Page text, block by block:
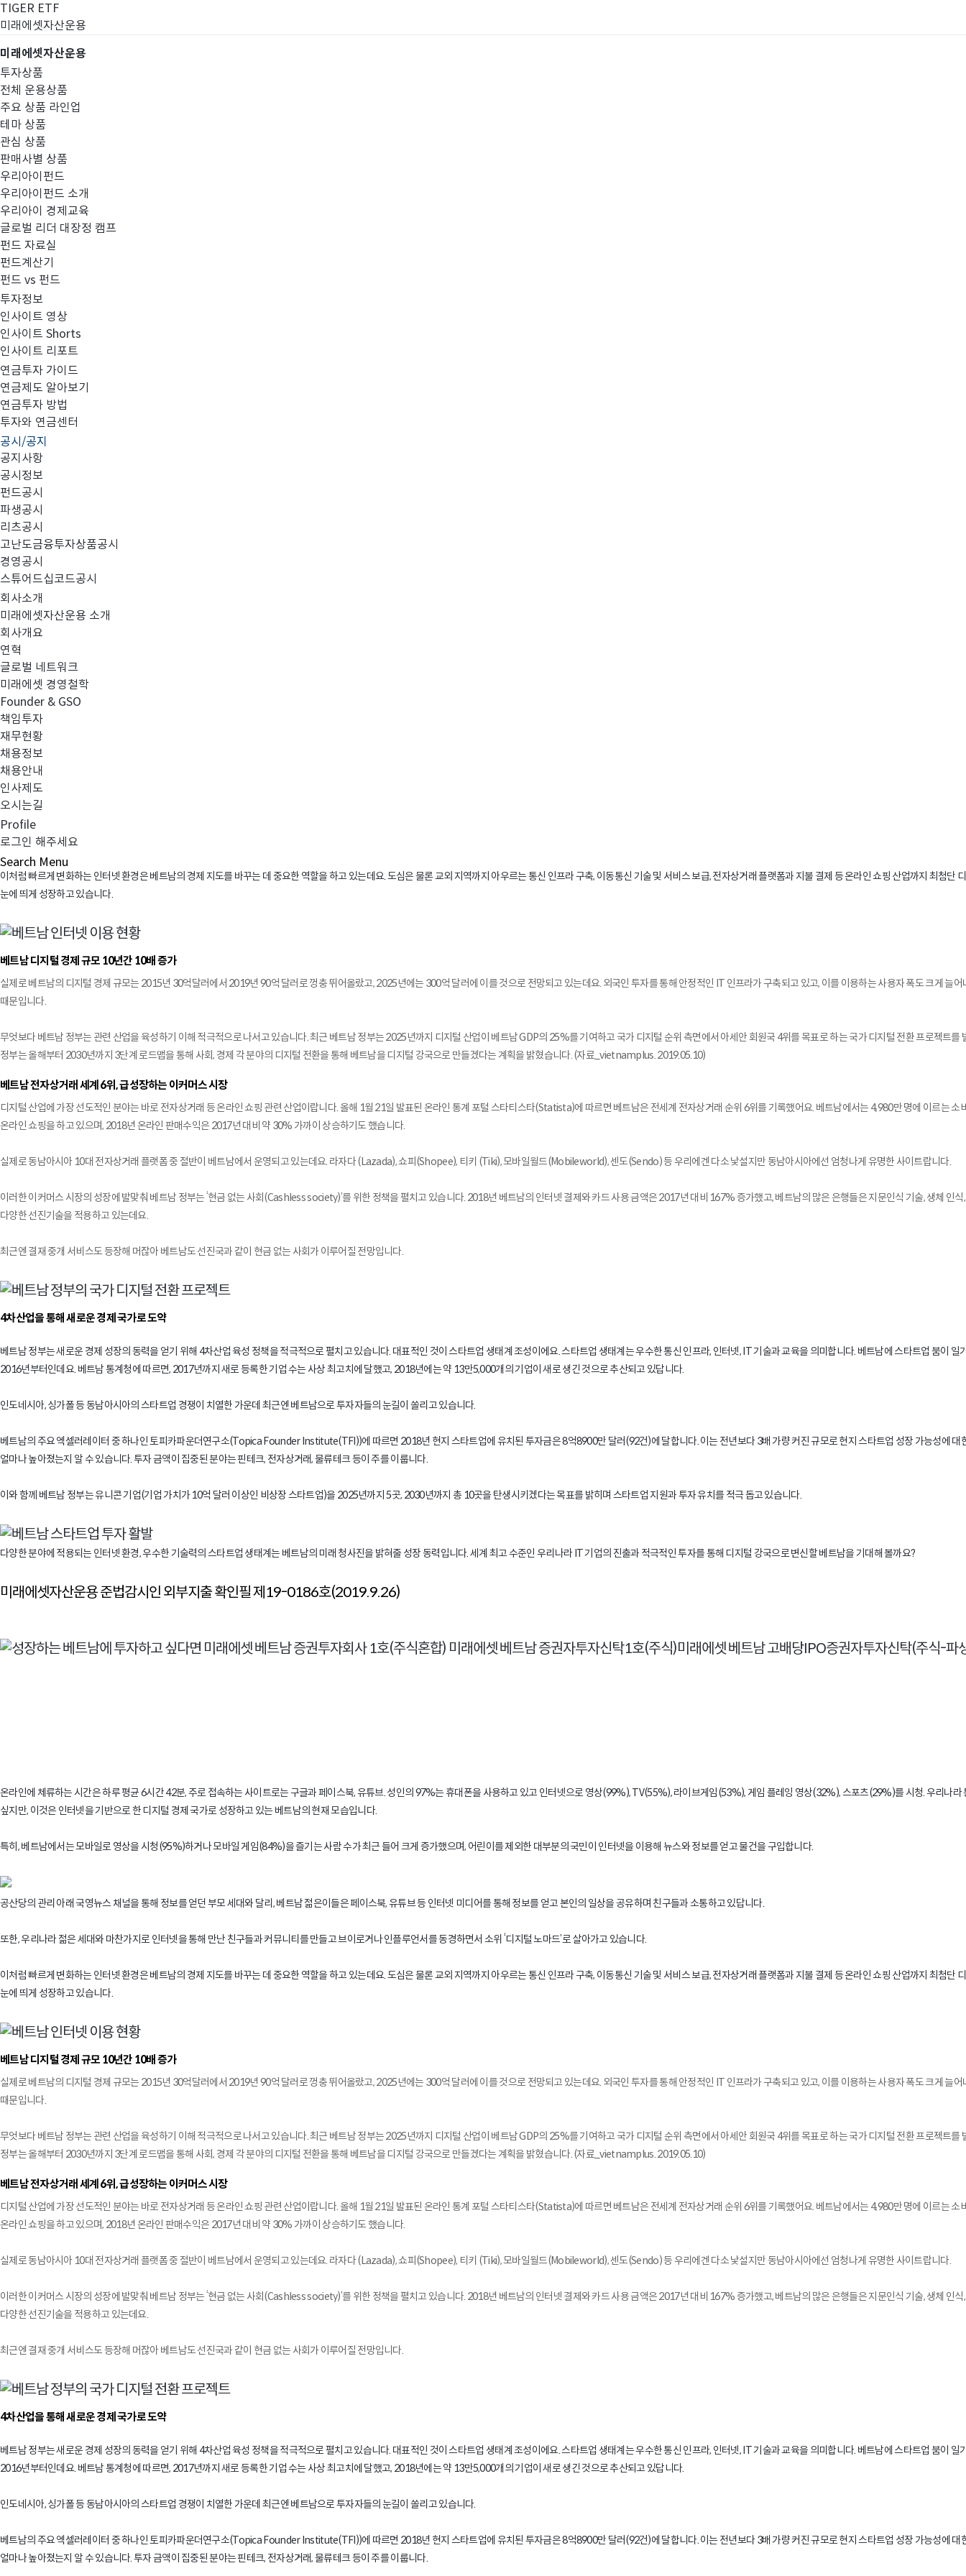
TIGER ETF
미래에셋자산운용
미래에셋자산운용
투자상품
전체 운용상품
주요 상품 라인업
테마 상품
관심 상품
판매사별 상품
우리아이펀드
우리아이펀드 소개
우리아이 경제교육
글로벌 리더 대장정 캠프
펀드 자료실
펀드계산기
펀드 vs 펀드
투자정보
인사이트 영상
인사이트 Shorts
인사이트 리포트
연금투자 가이드
연금제도 알아보기
연금투자 방법
투자와 연금센터
공시/공지
공지사항
공시정보
펀드공시
파생공시
리츠공시
고난도금융투자상품공시
경영공시
스튜어드십코드공시
회사소개
미래에셋자산운용 소개
회사개요
연혁
글로벌 네트워크
미래에셋 경영철학
Founder & GSO
책임투자
재무현황
채용정보
채용안내
인사제도
오시는길
Profile
로그인 해주세요
Search Menu
공지사항
베트남 투자 - (9) 온라인으로 쇼핑하고 SNS로 소통하는 베트남, 인터넷 산업 국가로
온라인에 체류하는 시간은 하루 평균 6시간 42분, 주로 접속하는 사이트로는 구글과 페이스북, 유튜브. 성인의 97%는 휴대폰을 사용하고 있고 인터넷으로 영상(99%), TV(55%), 라이브게임(53%), 게임 플레잉 영상(32%), 스포츠(29%)를 시청. 우리나라
싶지만, 이것은 인터넷을 기반으로 한 디지털 경제 국가로 성장하고 있는 베트남의 현재 모습입니다.
특히, 베트남에서는 모바일로 영상을 시청(95%)하거나 모바일 게임(84%)을 즐기는 사람 수가 최근 들어 크게 증가했으며, 어린이를 제외한 대부분의 국민이 인터넷을 이용해 뉴스와 정보를 얻고 물건을 구입합니다.
공산당의 관리 아래 국영뉴스 채널을 통해 정보를 얻던 부모 세대와 달리, 베트남 젊은이들은 페이스북, 유튜브 등 인터넷 미디어를 통해 정보를 얻고 본인의 일상을 공유하며 친구들과 소통하고 있답니다.
또한, 우리나라 젊은 세대와 마찬가지로 인터넷을 통해 만난 친구들과 커뮤니티를 만들고 브이로거나 인플루언서를 동경하면서 소위 ‘디지털 노마드’로 살아가고 있습니다.
이처럼 빠르게 변화하는 인터넷 환경은 베트남의 경제 지도를 바꾸는 데 중요한 역할을 하고 있는데요. 도심은 물론 교외 지역까지 아우르는 통신 인프라 구축, 이동통신 기술 및 서비스 보급, 전자상거래 플랫폼과 지불 결제 등 온라인 쇼핑 산업까지 최첨단
눈에 띄게 성장하고 있습니다.
베트남 디지털 경제 규모 10년간 10배 증가
실제로 베트남의 디지털 경제 규모는 2015년 30억달러에서 2019년 90억 달러로 껑충 뛰어올랐고, 2025년에는 300억 달러에 이를 것으로 전망되고 있는데요. 외국인 투자를 통해 안정적인 IT 인프라가 구축되고 있고, 이를 이용하는 사용자 폭도 크게 늘어
때문입니다.
무엇보다 베트남 정부는 관련 산업을 육성하기 이해 적극적으로 나서고 있습니다. 최근 베트남 정부는 2025년까지 디지털 산업이 베트남 GDP의 25%를 기여하고 국가 디지털 순위 측면에서 아세안 회원국 4위를 목표로 하는 국가 디지털 전환 프로젝트를
정부는 올해부터 2030년까지 3단계 로드맵을 통해 사회, 경제 각 분야의 디지털 전환을 통해 베트남을 디지털 강국으로 만들겠다는 계획을 밝혔습니다. (자료_vietnamplus. 2019.05.10)
베트남 전자상거래 세계 6위, 급성장하는 이커머스 시장
디지털 산업에 가장 선도적인 분야는 바로 전자상거래 등 온라인 쇼핑 관련 산업이랍니다. 올해 1월 21일 발표된 온라인 통계 포털 스타티스타(Statista)에 따르면 베트남은 전세계 전자상거래 순위 6위를 기록했어요. 베트남에서는 4,980만 명에 이르는 소
온라인 쇼핑을 하고 있으며, 2018년 온라인 판매수익은 2017년 대비 약 30% 가까이 상승하기도 했습니다.
실제로 동남아시아 10대 전자상거래 플랫폼 중 절반이 베트남에서 운영되고 있는데요. 라자다 (Lazada), 쇼피(Shopee), 티키 (Tiki), 모바일월드(Mobileworld), 센도(Sendo) 등 우리에겐 다소 낯설지만 동남아시아에선 엄청나게 유명한 사이트랍니다.
이러한 이커머스 시장의 성장에 발맞춰 베트남 정부는 ‘현금 없는 사회(Cashless society)’를 위한 정책을 펼치고 있습니다. 2018년 베트남의 인터넷 결제와 카드 사용 금액은 2017년 대비 167% 증가했고, 베트남의 많은 은행들은 지문인식 기술, 생체 인
다양한 선진기술을 적용하고 있는데요.
최근엔 결재 중개 서비스도 등장해 머잖아 베트남도 선진국과 같이 현금 없는 사회가 이루어질 전망입니다.
4차산업을 통해 새로운 경제 국가로 도약
베트남 정부는 새로운 경제 성장의 동력을 얻기 위해 4차산업 육성 정책을 적극적으로 펼치고 있습니다. 대표적인 것이 스타트업 생태계 조성이에요. 스타트업 생태계는 우수한 통신 인프라, 인터넷, IT 기술과 교육을 의미합니다. 베트남에 스타트업 붐이 일
2016년부터인데요. 베트남 통계청에 따르면, 2017년까지 새로 등록한 기업 수는 사상 최고치에 달했고, 2018년에는 약 13만5,000개의 기업이 새로 생긴 것으로 추산되고 있답니다.
인도네시아, 싱가폴 등 동남아시아의 스타트업 경쟁이 치열한 가운데 최근엔 베트남으로 투자자들의 눈길이 쏠리고 있습니다.
베트남의 주요 엑셀러레이터 중 하나인 토피카파운더연구소(Topica Founder Institute(TFI))에 따르면 2018년 현지 스타트업에 유치된 투자금은 8억8900만 달러(92건)에 달합니다. 이는 전년보다 3배 가량 커진 규모로 현지 스타트업 성장 가능성에 대
얼마나 높아졌는지 알 수 있습니다. 투자 금액이 집중된 분야는 핀테크, 전자상거래, 물류테크 등이 주를 이룹니다.
이와 함께 베트남 정부는 유니콘 기업(기업 가치가 10억 달러 이상인 비상장 스타트업)을 2025년까지 5곳, 2030년까지 총 10곳을 탄생시키겠다는 목표를 밝히며 스타트업 지원과 투자 유치를 적극 돕고 있습니다.
다양한 분야에 적용되는 인터넷 환경, 우수한 기술력의 스타트업 생태계는 베트남의 미래 청사진을 밝혀줄 성장 동력입니다. 세계 최고 수준인 우리나라 IT 기업의 진출과 적극적인 투자를 통해 디지털 강국으로 변신할 베트남을 기대해 볼까요?
미래에셋자산운용 준법감시인 외부지출 확인필 제19-0186호(2019.9.26)
온라인에 체류하는 시간은 하루 평균 6시간 42분, 주로 접속하는 사이트로는 구글과 페이스북, 유튜브. 성인의 97%는 휴대폰을 사용하고 있고 인터넷으로 영상(99%), TV(55%), 라이브게임(53%), 게임 플레잉 영상(32%), 스포츠(29%)를 시청. 우리나라
싶지만, 이것은 인터넷을 기반으로 한 디지털 경제 국가로 성장하고 있는 베트남의 현재 모습입니다.
특히, 베트남에서는 모바일로 영상을 시청(95%)하거나 모바일 게임(84%)을 즐기는 사람 수가 최근 들어 크게 증가했으며, 어린이를 제외한 대부분의 국민이 인터넷을 이용해 뉴스와 정보를 얻고 물건을 구입합니다.
공산당의 관리 아래 국영뉴스 채널을 통해 정보를 얻던 부모 세대와 달리, 베트남 젊은이들은 페이스북, 유튜브 등 인터넷 미디어를 통해 정보를 얻고 본인의 일상을 공유하며 친구들과 소통하고 있답니다.
또한, 우리나라 젊은 세대와 마찬가지로 인터넷을 통해 만난 친구들과 커뮤니티를 만들고 브이로거나 인플루언서를 동경하면서 소위 ‘디지털 노마드’로 살아가고 있습니다.
이처럼 빠르게 변화하는 인터넷 환경은 베트남의 경제 지도를 바꾸는 데 중요한 역할을 하고 있는데요. 도심은 물론 교외 지역까지 아우르는 통신 인프라 구축, 이동통신 기술 및 서비스 보급, 전자상거래 플랫폼과 지불 결제 등 온라인 쇼핑 산업까지 최첨단
눈에 띄게 성장하고 있습니다.
베트남 디지털 경제 규모 10년간 10배 증가
실제로 베트남의 디지털 경제 규모는 2015년 30억달러에서 2019년 90억 달러로 껑충 뛰어올랐고, 2025년에는 300억 달러에 이를 것으로 전망되고 있는데요. 외국인 투자를 통해 안정적인 IT 인프라가 구축되고 있고, 이를 이용하는 사용자 폭도 크게 늘어
때문입니다.
무엇보다 베트남 정부는 관련 산업을 육성하기 이해 적극적으로 나서고 있습니다. 최근 베트남 정부는 2025년까지 디지털 산업이 베트남 GDP의 25%를 기여하고 국가 디지털 순위 측면에서 아세안 회원국 4위를 목표로 하는 국가 디지털 전환 프로젝트를
정부는 올해부터 2030년까지 3단계 로드맵을 통해 사회, 경제 각 분야의 디지털 전환을 통해 베트남을 디지털 강국으로 만들겠다는 계획을 밝혔습니다. (자료_vietnamplus. 2019.05.10)
베트남 전자상거래 세계 6위, 급성장하는 이커머스 시장
디지털 산업에 가장 선도적인 분야는 바로 전자상거래 등 온라인 쇼핑 관련 산업이랍니다. 올해 1월 21일 발표된 온라인 통계 포털 스타티스타(Statista)에 따르면 베트남은 전세계 전자상거래 순위 6위를 기록했어요. 베트남에서는 4,980만 명에 이르는 소
온라인 쇼핑을 하고 있으며, 2018년 온라인 판매수익은 2017년 대비 약 30% 가까이 상승하기도 했습니다.
실제로 동남아시아 10대 전자상거래 플랫폼 중 절반이 베트남에서 운영되고 있는데요. 라자다 (Lazada), 쇼피(Shopee), 티키 (Tiki), 모바일월드(Mobileworld), 센도(Sendo) 등 우리에겐 다소 낯설지만 동남아시아에선 엄청나게 유명한 사이트랍니다.
이러한 이커머스 시장의 성장에 발맞춰 베트남 정부는 ‘현금 없는 사회(Cashless society)’를 위한 정책을 펼치고 있습니다. 2018년 베트남의 인터넷 결제와 카드 사용 금액은 2017년 대비 167% 증가했고, 베트남의 많은 은행들은 지문인식 기술, 생체 인
다양한 선진기술을 적용하고 있는데요.
최근엔 결재 중개 서비스도 등장해 머잖아 베트남도 선진국과 같이 현금 없는 사회가 이루어질 전망입니다.
4차산업을 통해 새로운 경제 국가로 도약
베트남 정부는 새로운 경제 성장의 동력을 얻기 위해 4차산업 육성 정책을 적극적으로 펼치고 있습니다. 대표적인 것이 스타트업 생태계 조성이에요. 스타트업 생태계는 우수한 통신 인프라, 인터넷, IT 기술과 교육을 의미합니다. 베트남에 스타트업 붐이 일
2016년부터인데요. 베트남 통계청에 따르면, 2017년까지 새로 등록한 기업 수는 사상 최고치에 달했고, 2018년에는 약 13만5,000개의 기업이 새로 생긴 것으로 추산되고 있답니다.
인도네시아, 싱가폴 등 동남아시아의 스타트업 경쟁이 치열한 가운데 최근엔 베트남으로 투자자들의 눈길이 쏠리고 있습니다.
베트남의 주요 엑셀러레이터 중 하나인 토피카파운더연구소(Topica Founder Institute(TFI))에 따르면 2018년 현지 스타트업에 유치된 투자금은 8억8900만 달러(92건)에 달합니다. 이는 전년보다 3배 가량 커진 규모로 현지 스타트업 성장 가능성에 대
얼마나 높아졌는지 알 수 있습니다. 투자 금액이 집중된 분야는 핀테크, 전자상거래, 물류테크 등이 주를 이룹니다.